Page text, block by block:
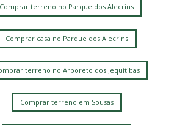
Comprar terreno no Parque dos Alecrins
Comprar casa no Parque dos Alecrins
terreno no Arboreto dos Jequitibas
Comprar terreno em Sousas